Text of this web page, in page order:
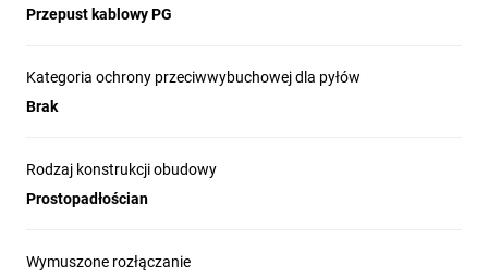
Przepust kablowy PG
Kategoria ochrony przeciwwybuchowej dla pyłów
Brak
Rodzaj konstrukcji obudowy
Prostopadłościan
Wymuszone rozłączanie